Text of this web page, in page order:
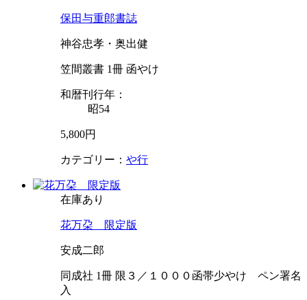
保田与重郎書誌
神谷忠孝・奥出健
笠間叢書 1冊 函やけ
和暦刊行年：
昭54
5,800円
カテゴリー： や行
在庫あり
花万朶 限定版
安成二郎
同成社 1冊 限３／１０００函帯少やけ ペン署名
入